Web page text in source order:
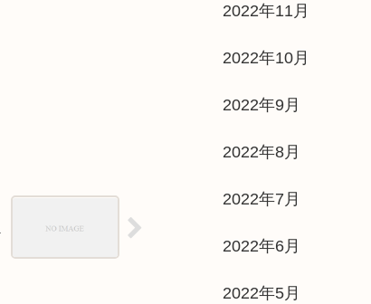
2022年11月
2022年10月
2022年9月
2022年8月
2022年7月
2022年6月
2022年5月